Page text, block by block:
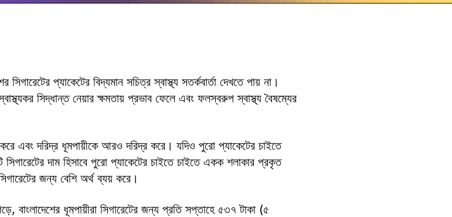
প্যাকেটের বিদ্যমান সচিত্র স্বাস্থ্য সতর্কবার্তা দেখতে পায় না।
সিদ্ধান্ত নেয়ার ক্ষমতায় প্রভাব ফেলে এবং ফলস্বরুপ স্বাস্থ্য বৈষম্যের
এবং দরিদ্র ধূমপায়ীকে আরও দরিদ্র করে। যদিও পুরো প্যাকেটের চাইতে
দাম হিসাবে পুরো প্যাকেটের চাইতে চাইতে একক শলাকার প্রকৃত
জন্য বেশি অর্থ ব্যয় করে।
বাংলাদেশের ধূমপায়ীরা সিগারেটের জন্য প্রতি সপ্তাহে ৫৩৭ টাকা (৫